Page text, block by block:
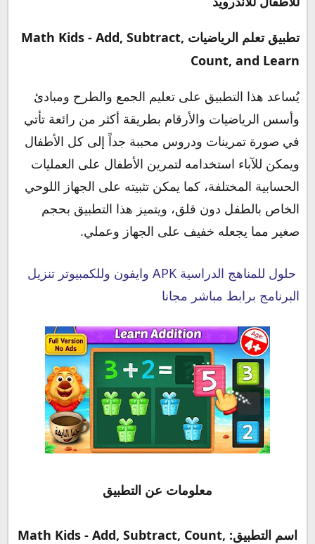
تطبيق تعلم الرياضيات Math Kids - Add, Subtract,
Count, and Learn‏
يُساعد هذا التطبيق على تعليم الجمع والطرح ومبادئ
وأسس الرياضيات والأرقام بطريقة أكثر من رائعة تأتي
في صورة تمرينات ودروس محببة جداً إلى كل الأطفال
ويمكن للآباء استخدامه لتمرين الأطفال على العمليات
الحسابية المختلفة، كما يمكن تثبيته على الجهاز اللوحي
الخاص بالطفل دون قلق، ويتميز هذا التطبيق بحجم
صغير مما يجعله خفيف على الجهاز وعملي.
حلول للمناهج الدراسية APK وايفون وللكمبيوتر تنزيل
البرنامج برابط مباشر مجانا
معلومات عن التطبيق
اسم التطبيق: Math Kids - Add, Subtract, Count,